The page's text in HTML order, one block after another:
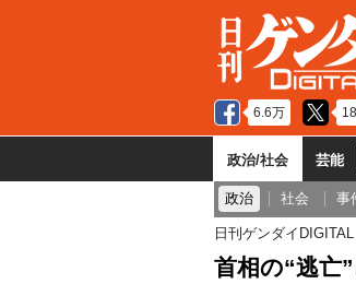
6.6万
政治/社会 芸能
政治 社会 事
日刊ゲンダイDIGITAL
首相の“逃亡